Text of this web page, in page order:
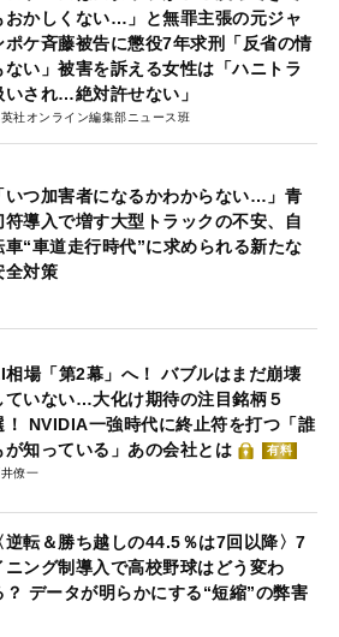
おかしくない…」と無罪主張の元ジャ
ポケ斉藤被告に懲役7年求刑「反省の情
ない」被害を訴える女性は「ハニトラ
いされ…絶対許せない」
社オンライン編集部ニュース班
いつ加害者になるかわからない…」青
符導入で増す大型トラックの不安、自
車“車道走行時代”に求められる新たな
全対策
相場「第2幕」へ！ バブルはまだ崩壊
ていない…大化け期待の注目銘柄５
！ NVIDIA一強時代に終止符を打つ「誰
が知っている」あの会社とは
有料
僚一
逆転＆勝ち越しの44.5％は7回以降〉7
ニング制導入で高校野球はどう変わ
？ データが明らかにする“短縮”の弊害